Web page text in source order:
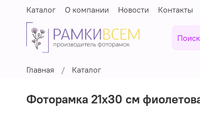
Каталог О компании Новости Контакты
Главная Каталог
Фоторамка 21х30 см